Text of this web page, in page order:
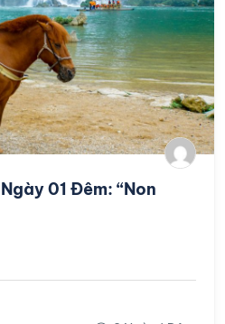
01 Đêm: “Non